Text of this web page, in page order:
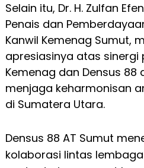
Selain itu, Dr. H. Zulfan
Penais dan
Kanwil Kemenag Sumut,
apresiasinya atas
Kemenag dan Densus 88
menjaga keharmonisan
di Sumatera Utara.
Densus 88 AT Sumut
kolaborasi lintas